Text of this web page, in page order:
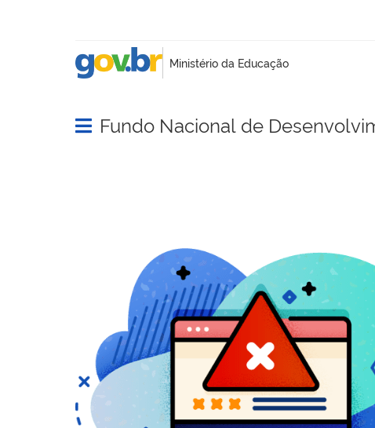
Abrir menu principal de navegação
Fundo Nacional de